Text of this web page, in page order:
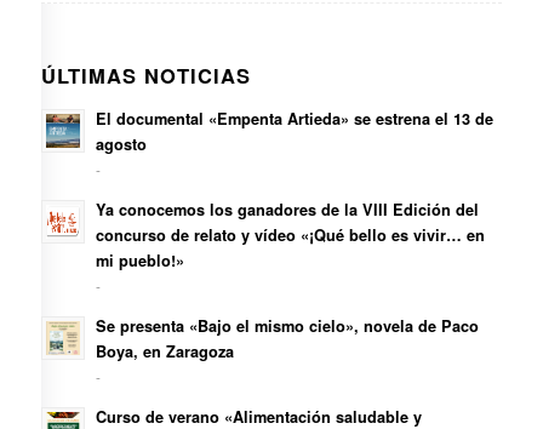
ÚLTIMAS NOTICIAS
El documental «Empenta Artieda» se estrena el 13 de
agosto
-
Ya conocemos los ganadores de la VIII Edición del
concurso de relato y vídeo «¡Qué bello es vivir… en
mi pueblo!»
-
Se presenta «Bajo el mismo cielo», novela de Paco
Boya, en Zaragoza
-
Curso de verano «Alimentación saludable y